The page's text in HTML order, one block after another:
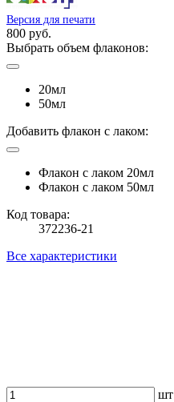
Версия для печати
800 руб.
Выбрать объем флаконов:
20мл
50мл
Добавить флакон с лаком:
Флакон с лаком 20мл
Флакон с лаком 50мл
Код товара:
372236-21
Все характеристики
шт